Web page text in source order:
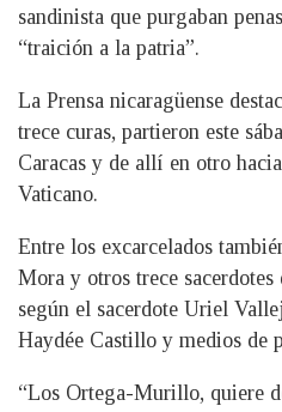
sandinista que purgaban
“traición a la patria”.
La Prensa nicaragüense
trece curas, partieron este
Caracas y de allí en otro
Vaticano.
Entre los excarcelados
Mora y otros trece
según el sacerdote Uriel
Haydée Castillo y medios de
“Los Ortega-Murillo, quiere